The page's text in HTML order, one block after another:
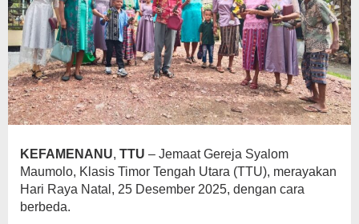
KEFAMENANU, TTU – Jemaat Gereja Syalom
Maumolo, Klasis Timor Tengah Utara (TTU), merayakan
Hari Raya Natal, 25 Desember 2025, dengan cara
berbeda.